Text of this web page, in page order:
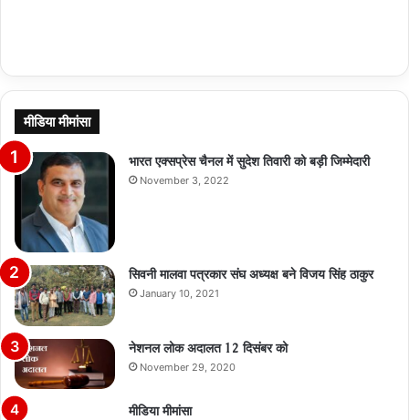
मीडिया मीमांसा
भारत एक्सप्रेस चैनल में सुदेश तिवारी को बड़ी जिम्मेदारी
November 3, 2022
सिवनी मालवा पत्रकार संघ अध्यक्ष बने विजय सिंह ठाकुर
January 10, 2021
नेशनल लोक अदालत 12 दिसंबर को
November 29, 2020
मीडिया मीमांसा